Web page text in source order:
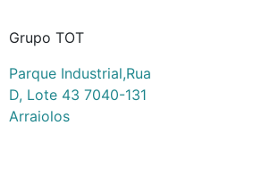
Grupo TOT
Parque Industrial,Rua
D, Lote 43 7040-131
Arraiolos